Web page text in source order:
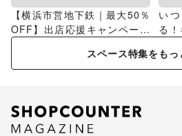
【横浜市営地下鉄｜最大50％
OFF】出店応援キャンペーン
特集
い
る
スペース特集をもっ